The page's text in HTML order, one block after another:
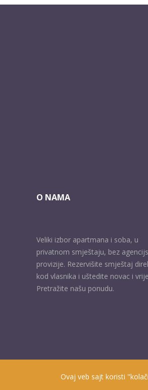
O NAMA
Veliki izbor apartmana i soba, u
privatnom smještaju, bez
provizije. Rezervišite smještaj
kod vlasnika i uštedite novac i
Pretražite našu ponudu.
Prisutni od 2010. godine | 2019 ©
Ovaj veb sajt koristi